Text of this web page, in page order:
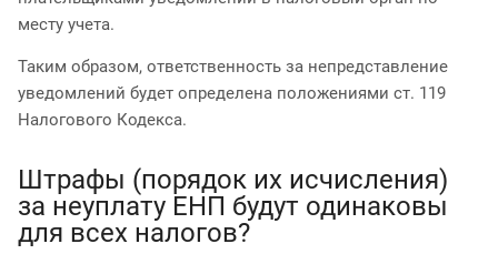
месту учета.
Таким образом, ответственность за непредставление
уведомлений будет определена положениями ст. 119
Налогового Кодекса.
Штрафы (порядок их исчисления)
за неуплату ЕНП будут одинаковы
для всех налогов?